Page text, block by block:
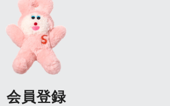
会員登録